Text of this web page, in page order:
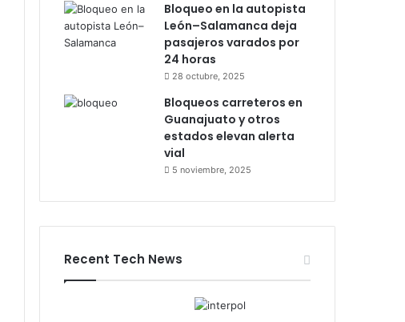
Bloqueo en la autopista
León–Salamanca deja
pasajeros varados por
24 horas
28 octubre, 2025
Bloqueos carreteros en
Guanajuato y otros
estados elevan alerta
vial
5 noviembre, 2025
Recent Tech News